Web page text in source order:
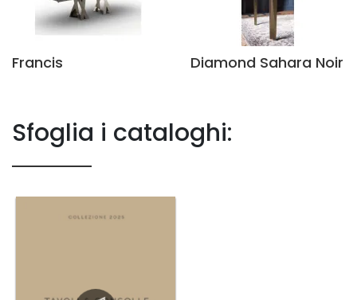
Francis Diamond Sahara Noir
Sfoglia i cataloghi: